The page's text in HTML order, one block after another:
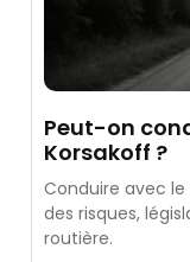
Peut-on
Korsakoff ?
Conduire avec
des risques,
routière.